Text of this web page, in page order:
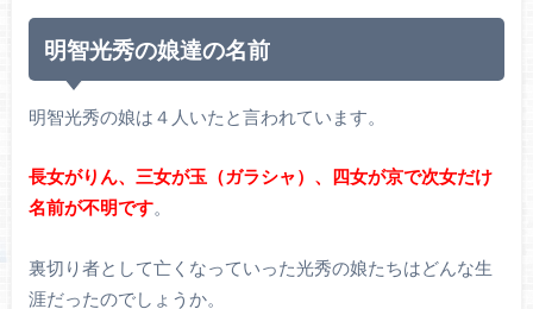
明智光秀の娘達の名前
明智光秀の娘は４人いたと言われています。
長女がりん、三女が玉（ガラシャ）、四女が京で次女だけ
名前が不明です。
裏切り者として亡くなっていった光秀の娘たちはどんな生
涯だったのでしょうか。